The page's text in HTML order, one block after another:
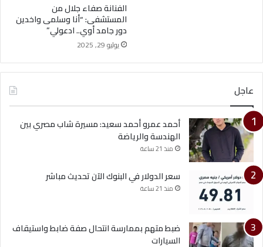
الفنانة صفاء جلال من
المستشفى: “أنا وسلمى واخدين
دور جامد أوي.. ادعولي”
يوليو 29, 2025
عاجل
أحمد عمرو أحمد سعيد: مسيرة شاب مصري بين
الهندسة والرياضة
منذ 21 ساعة
سعر الدولار في البنوك الآن تحديث مباشر
منذ 21 ساعة
ضبط متهم بممارسة انتحال صفة ضابط واستيقاف
السيارات